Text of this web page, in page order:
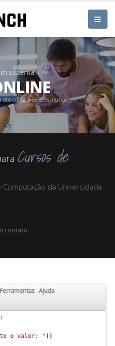
sistema
códigos de seus alunos?
Cursos de
da Universidade
contato.